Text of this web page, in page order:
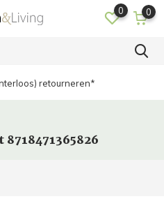
0 0
retourneren*